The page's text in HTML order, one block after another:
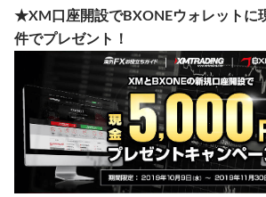
★XM口座開設でBXONEウォレットに
件でプレゼント！